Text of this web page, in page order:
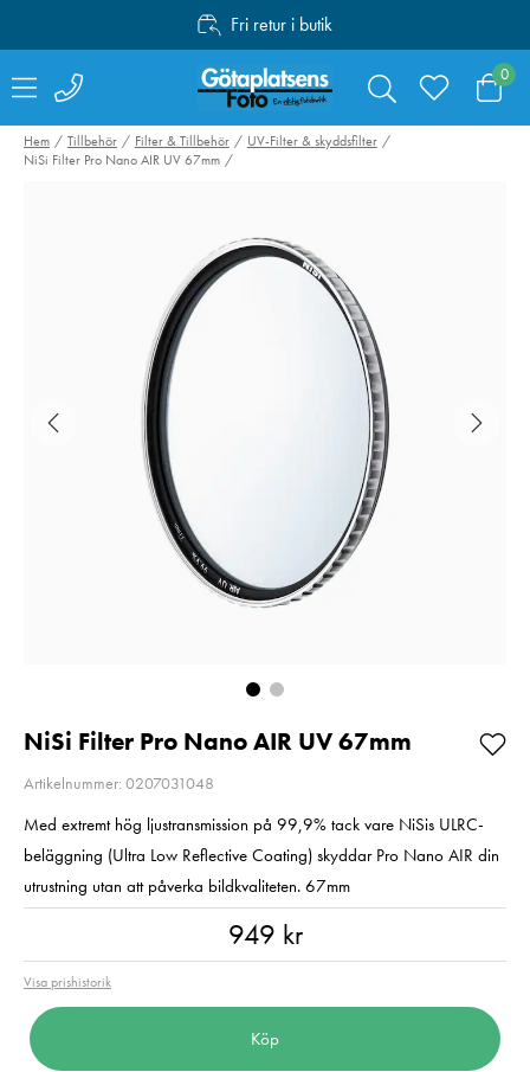
Fri retur i butik
Personlig service
Fri frakt över 1000:-
0
Lexar SDXC Pro
2000x UHS-II U3
V90 R300/W260
Pris:2 190 kr
2 190 kr
Hem Tillbehör Filter & Tillbehör
UV-Filter & skyddsfilter
NiSi Filter Pro Nano AIR UV 67mm
NiSi Filter Pro Nano AIR UV 67mm
Artikelnummer: 0207031048
Med extremt hög ljustransmission på 99,9% tack vare NiSis ULRC-
beläggning (Ultra Low Reflective Coating) skyddar Pro Nano AIR din
utrustning utan att påverka bildkvaliteten. 67mm
949 kr
Visa prishistorik
Köp